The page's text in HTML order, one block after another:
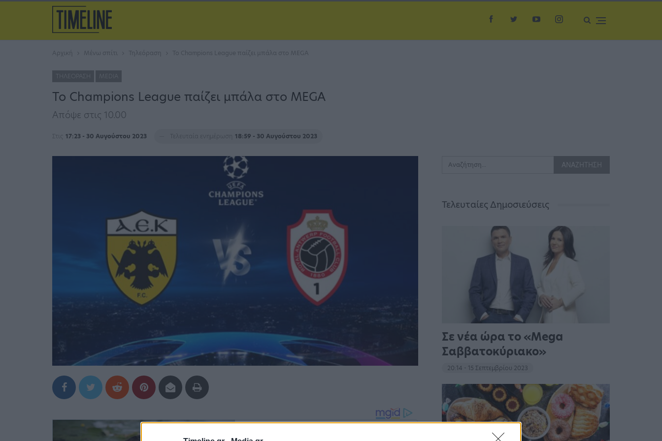
Αρχική Μένω σπίτι Τηλεόραση Το Champions League παίζει μπάλα στο MEGA
ΤΗΛΕΌΡΑΣΗ MEDIA
Το Champions League παίζει μπάλα στο MEGA
Απόψε στις 10.00
Στις 17:23 - 30 Αυγούστου 2023 Τελευταία ενημέρωση 18:59 - 30 Αυγούστου 2023
Τελευταίες Δημοσιεύσεις
Σε νέα ώρα το «Mega
Σαββατοκύριακο»
20:14 - 15 Σεπτεμβρίου 2023